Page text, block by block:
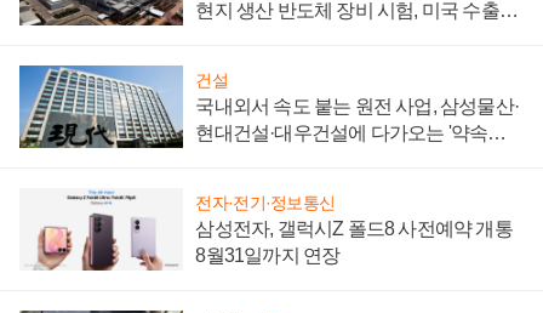
현지 생산 반도체 장비 시험, 미국 수출통
건설
국내외서 속도 붙는 원전 사업, 삼성물산·
현대건설·대우건설에 다가오는 '약속의
전자·전기·정보통신
삼성전자, 갤럭시Z 폴드8 사전예약 개통
8월31일까지 연장